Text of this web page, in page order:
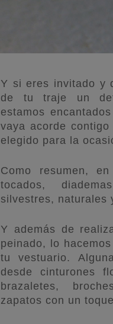
Y si eres invitado y
de tu traje un
estamos
vaya acorde
elegido para la
Como resumen,
tocados,
silvestres, naturales
Y además de
peinado, lo
tu vestuario.
desde cinturones
brazaletes,
zapatos con un